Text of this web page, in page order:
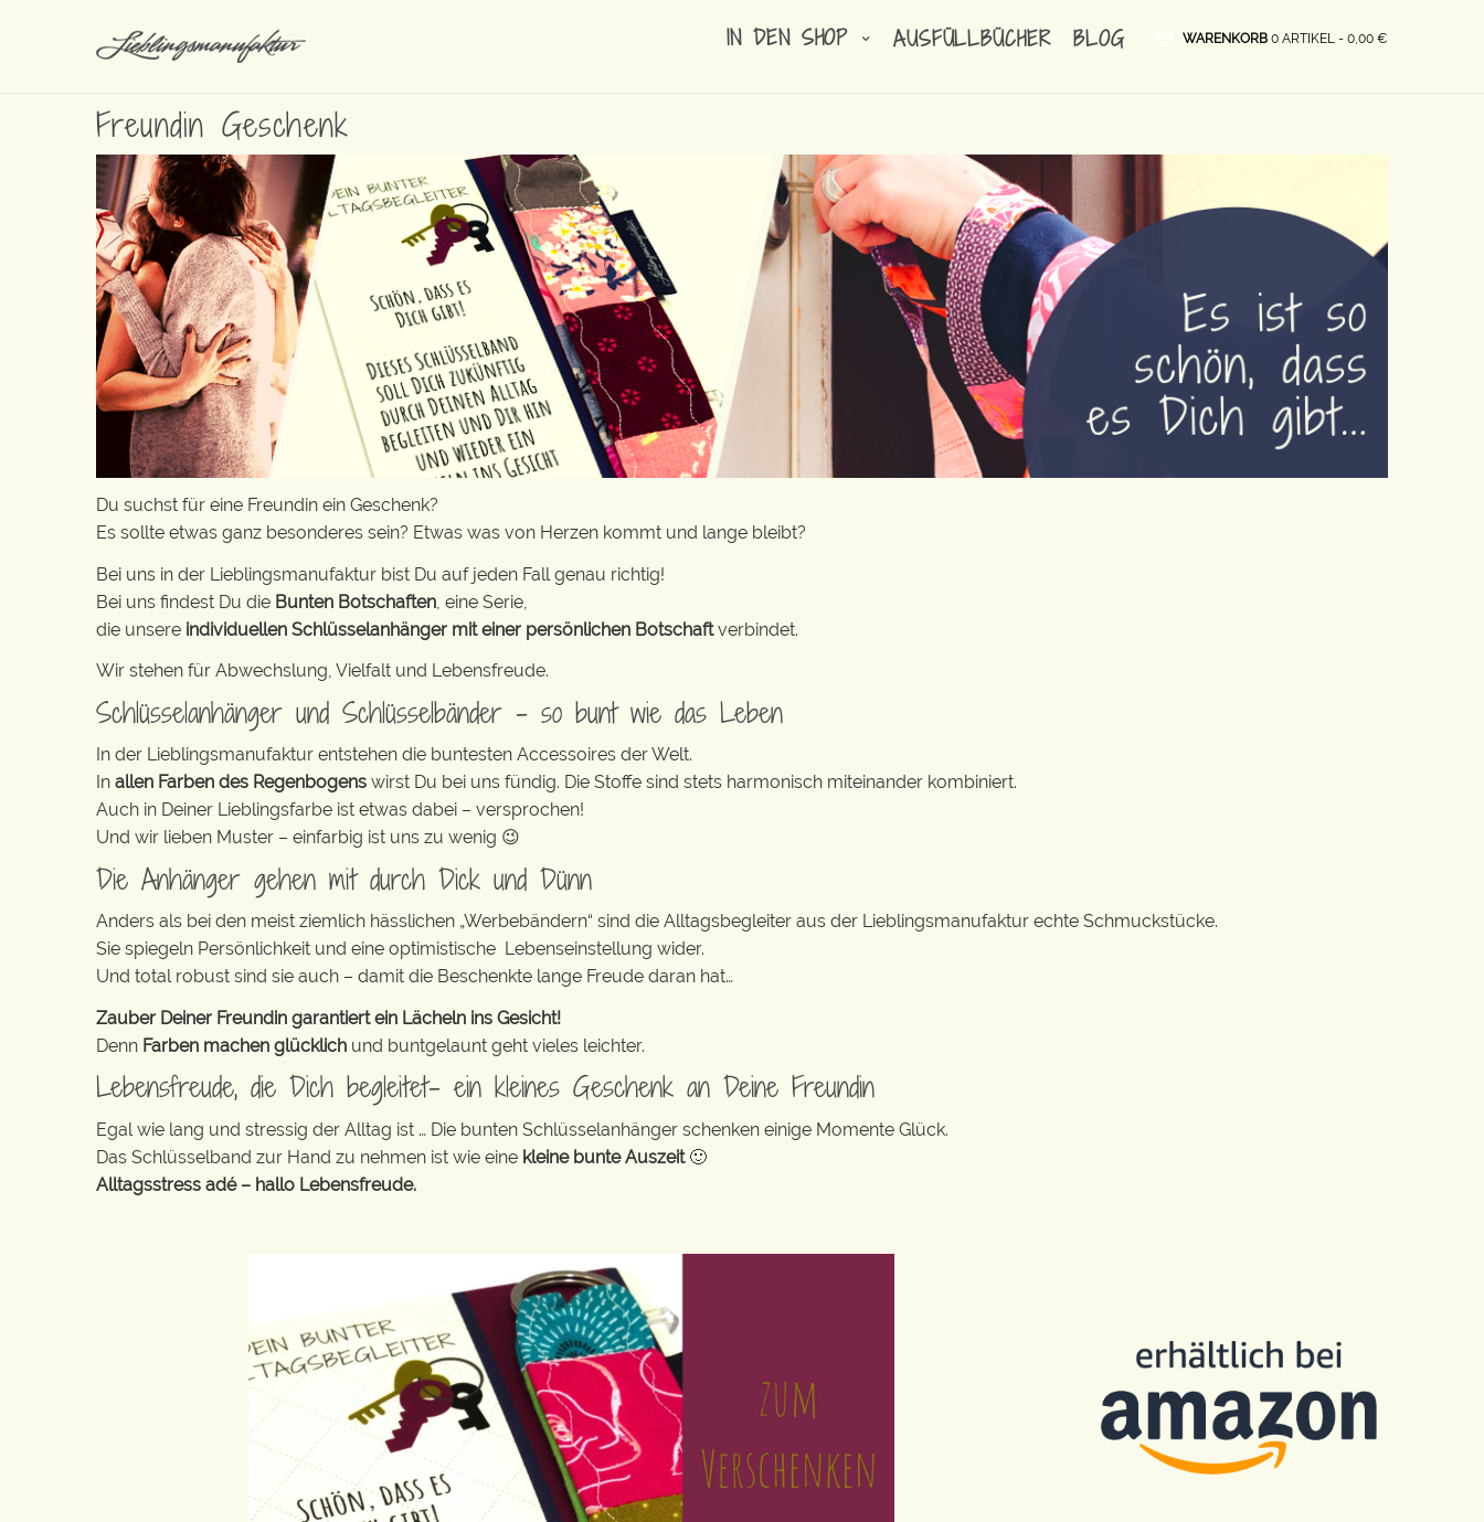
IN DEN SHOP AUSFÜLLBÜCHER BLOG WARENKORB 0 ARTIKEL - 0,00 €
Freundin Geschenk
Du suchst für eine Freundin ein Geschenk?
Es sollte etwas ganz besonderes sein? Etwas was von Herzen kommt und lange bleibt?
Bei uns in der Lieblingsmanufaktur bist Du auf jeden Fall genau richtig!
Bei uns findest Du die Bunten Botschaften , eine Serie,
die unsere individuellen Schlüsselanhänger mit einer persönlichen Botschaftverbindet.
Wir stehen für Abwechslung, Vielfalt und Lebensfreude.
Schlüsselanhänger und Schlüsselbänder – so bunt wie das Leben
In der Lieblingsmanufaktur entstehen die buntesten Accessoires der Welt.
In allen Farben des Regenbogens wirst Du bei uns fündig. Die Stoffe sind stets harmonisch miteinander kombiniert.
Auch in Deiner Lieblingsfarbe ist etwas dabei – versprochen!
Und wir lieben Muster – einfarbig ist uns zu wenig 😉
Die Anhänger gehen mit durch Dick und Dünn
Anders als bei den meist ziemlich hässlichen „Werbebändern“ sind die Alltagsbegleiter aus der Lieblingsmanufaktur echte Schmuckstücke.
Sie spiegeln Persönlichkeit und eine optimistische Lebenseinstellung wider.
Und total robust sind sie auch – damit die Beschenkte lange Freude daran hat…
Zauber Deiner Freundin garantiert ein Lächeln ins Gesicht!
Denn Farben machen glücklich und buntgelaunt geht vieles leichter.
Lebensfreude, die Dich begleitet- ein kleines Geschenk an Deine Freundin
Egal wie lang und stressig der Alltag ist … Die bunten Schlüsselanhänger schenken einige Momente Glück.
Das Schlüsselband zur Hand zu nehmen ist wie eine kleine bunte Auszeit🙂
Alltagsstress adé – hallo Lebensfreude.